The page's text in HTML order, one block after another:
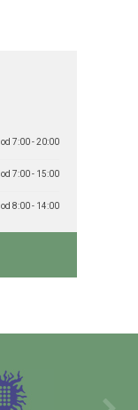
od 7:00 - 20:00
od 7:00 - 15:00
od 8:00 - 14:00